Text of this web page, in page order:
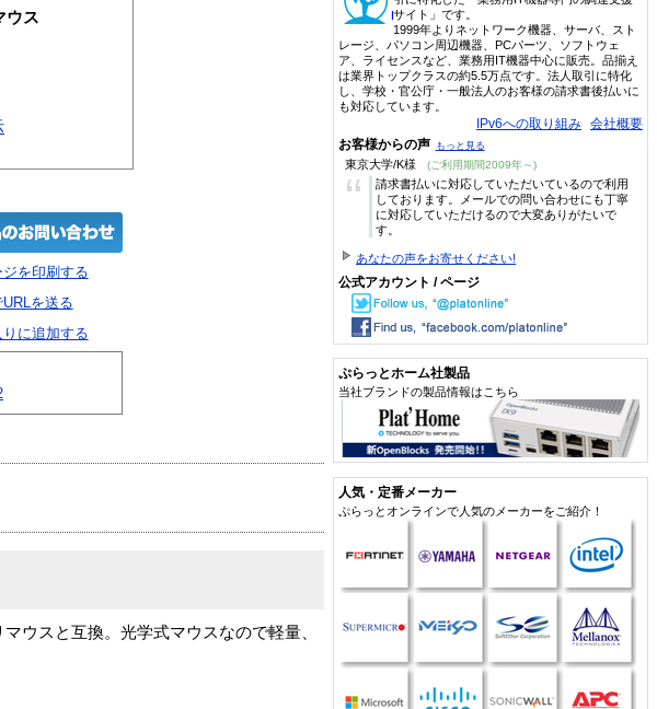
ウス
を印刷する
を送る
に追加する
ウスと互換。光学式マウスなので軽量、
サイト」です。
1999年よりネットワーク機器、サーバ、スト
レージ、パソコン周辺機器、PCパーツ、ソフトウェ
ア、ライセンスなど、業務用IT機器中心に販売。品揃え
は業界トップクラスの約5.5万点です。法人取引に特化
し、学校・官公庁・一般法人のお客様の請求書後払いに
も対応しています。
IPv6への取り組み 会社概要
お客様からの声 もっと見る
東京大学/K様 (ご利用期間2009年～)
“
請求書払いに対応していただいているので利用
しております。メールでの問い合わせにも丁寧
に対応していただけるので大変ありがたいで
す。
あなたの声をお寄せください!
公式アカウント / ページ
ぷらっとホーム社製品
当社ブランドの製品情報はこちら
人気・定番メーカー
ぷらっとオンラインで人気のメーカーをご紹介！